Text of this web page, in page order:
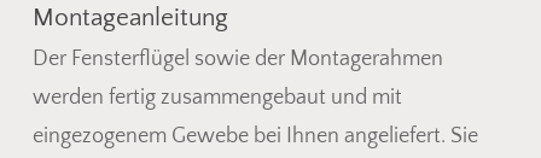
Montageanleitung
Der Fensterflügel sowie der Montagerahmen
werden fertig zusammengebaut und mit
eingezogenem Gewebe bei Ihnen angeliefert. Sie